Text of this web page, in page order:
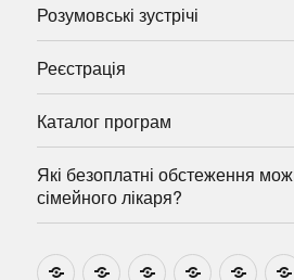
Розумовські зустрічі
Реєстрація
Каталог програм
Які безоплатні обстеження
сімейного лікаря?
НовиниНавчально-
Ми
Звіти Про